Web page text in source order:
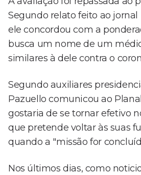
Segundo relato feito ao jornal
ele concordou com a
busca um nome de um
similares à dele contra o
Segundo auxiliares
Pazuello comunicou ao
gostaria de se tornar efetivo
que pretende voltar às suas
quando a "missão for
Nos últimos dias, como